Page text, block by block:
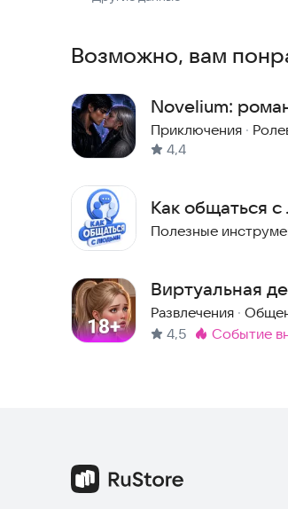
Возможно, вам
Novelium:
мистические
Приключения ·
4,4
Как общаться
Полезные
Виртуальная
знакомства, ai
Развлечения ·
4,5
Метка:
событие